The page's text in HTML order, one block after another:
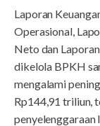
Laporan
Operasional,
Neto dan
dikelola BPKH
mengalami
Rp144,91 triliun,
penyelenggaraan